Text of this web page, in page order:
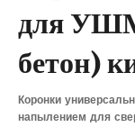
для
бетон)
Коронки
напылением для